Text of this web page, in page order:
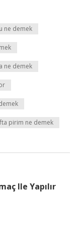
ne demek
ne demek
pirim ne demek
Ile Yapılır